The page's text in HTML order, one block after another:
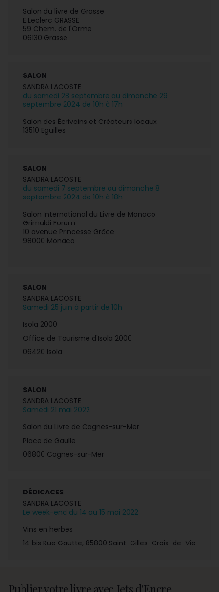
Salon du livre de Grasse
E.Leclerc GRASSE
59 Chem. de l'Orme
06130 Grasse
SALON
SANDRA LACOSTE
du samedi 28 septembre au dimanche 29
septembre 2024 de 10h à 17h
Salon des Écrivains et Créateurs locaux
13510 Eguilles
SALON
SANDRA LACOSTE
du samedi 7 septembre au dimanche 8
septembre 2024 de 10h à 18h
Salon International du Livre de Monaco
Grimaldi Forum
10 avenue Princesse Grâce
98000 Monaco
SALON
SANDRA LACOSTE
Samedi 25 juin à partir de 10h
Isola 2000
Office de Tourisme d'Isola 2000
06420 Isola
SALON
SANDRA LACOSTE
Samedi 21 mai 2022
Salon du Livre de Cagnes-sur-Mer
Place de Gaulle
06800 Cagnes-sur-Mer
DÉDICACES
SANDRA LACOSTE
Le week-end du 14 au 15 mai 2022
Vins en herbes
14 bis Rue Gautte, 85800 Saint-Gilles-Croix-de-Vie
Publier votre livre avec Jets d'Encre